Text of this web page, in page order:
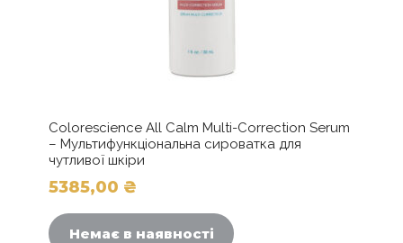
Colorescience All Calm Multi-Correction Serum
– Мультифункціональна сироватка для
чутливої шкіри
5385,00 ₴
Немає в наявності